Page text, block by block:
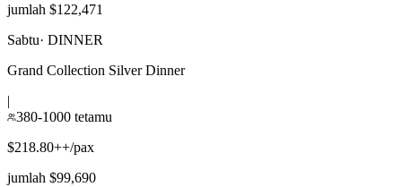
jumlah $122,471
Sabtu· DINNER
Grand Collection Silver Dinner
|
380-1000 tetamu
$218.80++/pax
jumlah $99,690